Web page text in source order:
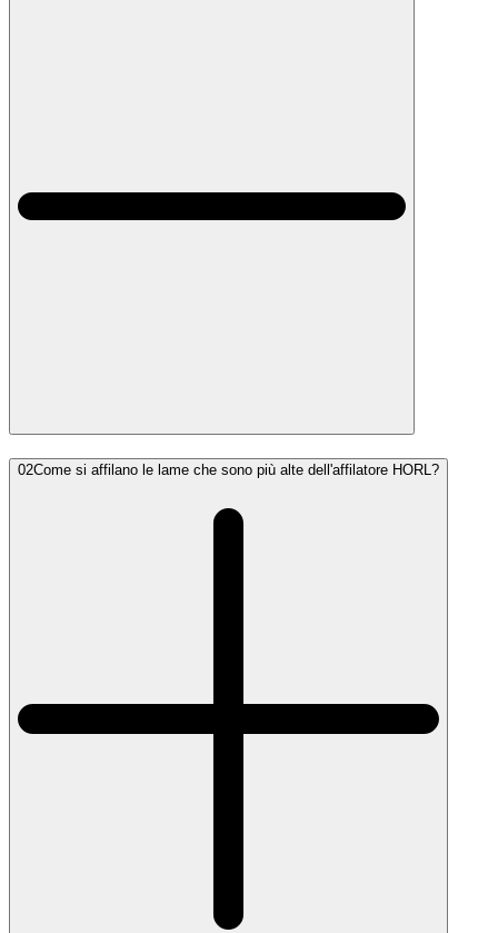
02Come si affilano le lame che sono più alte dell'affilatore HORL?